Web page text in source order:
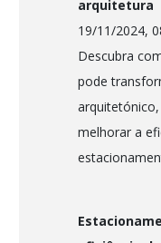
arquitetura
19/11/2024,
Descubra
pode
melhorar a